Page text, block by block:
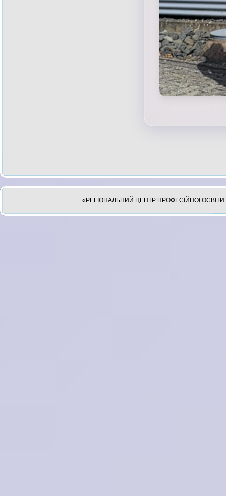
«РЕГІОНАЛЬНИЙ ЦЕНТР ПРОФЕСІЙНОЇ